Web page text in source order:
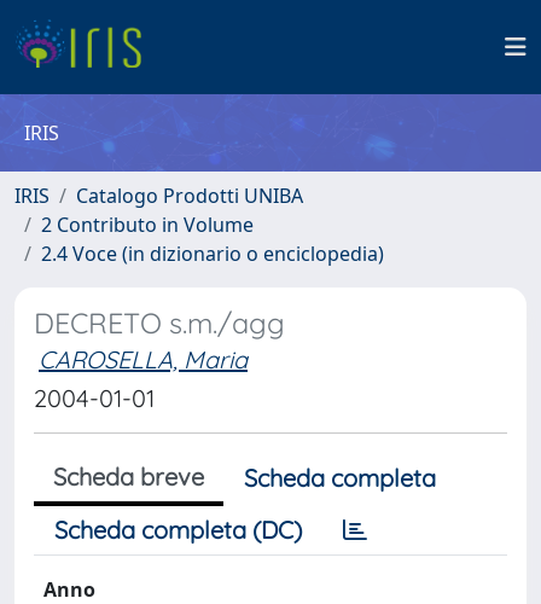
IRIS
IRIS
Catalogo Prodotti UNIBA
2 Contributo in Volume
2.4 Voce (in dizionario o enciclopedia)
DECRETO s.m./agg
CAROSELLA, Maria
2004-01-01
Scheda breve
Scheda completa
Scheda completa (DC)
Anno